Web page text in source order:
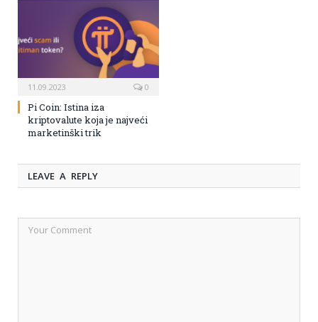
11.09.2023 0
Pi Coin: Istina iza
kriptovalute koja je najveći
marketinški trik
LEAVE A REPLY